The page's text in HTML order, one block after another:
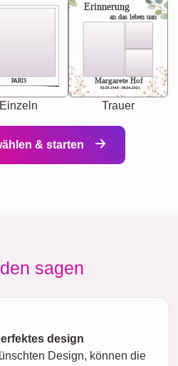
PARIS
Einzeln
Erinnerung
an das leben uan
Margarete Hof
02.05.1940 - 08.04.2021
Trauer
& starten
sagen
design
Design, können die